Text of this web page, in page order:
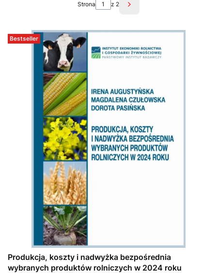
Strona z 2 Następne produkty
Bestseller
Produkcja, koszty i nadwyżka bezpośrednia
wybranych produktów rolniczych w 2024 roku